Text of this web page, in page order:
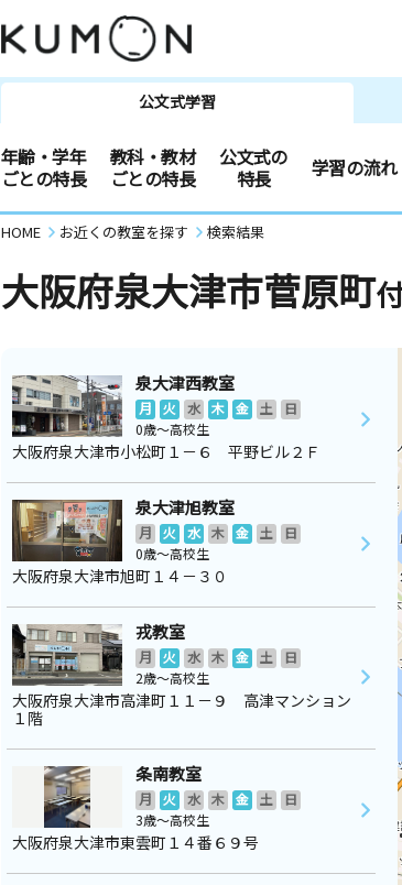
公文式学習
年齢・学年
ごとの特長
教科・教材
ごとの特長
公文式の
特長
学習の流れ
HOME お近くの教室を探す 検索結果
大阪府泉大津市菅原町
泉大津西教室
月 火 水 木 金 土
日
0歳～高校生
大阪府泉大津市小松町１－６ 平野ビル２Ｆ
泉大津旭教室
月 火 水 木 金 土
日
0歳～高校生
大阪府泉大津市旭町１４－３０
戎教室
月 火 水 木 金 土
日
2歳～高校生
大阪府泉大津市高津町１１－９ 高津マンション
１階
条南教室
月 火 水 木 金 土
日
3歳～高校生
大阪府泉大津市東雲町１４番６９号